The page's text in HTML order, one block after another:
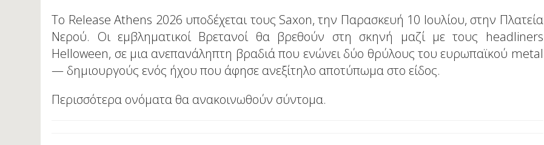
Το Release Athens 2026 υποδέχεται τους Saxon, την Παρασκευή 10 Ιουλίου, στην Πλατεία
Νερού. Οι εμβληματικοί Βρετανοί θα βρεθούν στη σκηνή μαζί με τους headliners
Helloween, σε μια ανεπανάληπτη βραδιά που ενώνει δύο θρύλους του ευρωπαϊκού metal
— δημιουργούς ενός ήχου που άφησε ανεξίτηλο αποτύπωμα στο είδος.
Περισσότερα ονόματα θα ανακοινωθούν σύντομα.